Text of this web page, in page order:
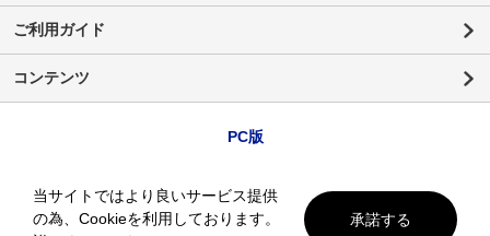
ご利用ガイド
コンテンツ
PC版
当サイトではより良いサービス提供
の為、Cookieを利用しております。
承諾する